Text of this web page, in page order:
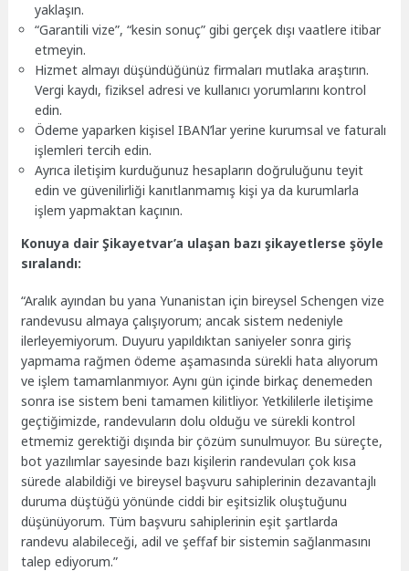
yaklaşın.
“Garantili vize”, “kesin sonuç” gibi gerçek dışı vaatlere itibar
etmeyin.
Hizmet almayı düşündüğünüz firmaları mutlaka araştırın.
Vergi kaydı, fiziksel adresi ve kullanıcı yorumlarını kontrol
edin.
Ödeme yaparken kişisel IBAN’lar yerine kurumsal ve faturalı
işlemleri tercih edin.
Ayrıca iletişim kurduğunuz hesapların doğruluğunu teyit
edin ve güvenilirliği kanıtlanmamış kişi ya da kurumlarla
işlem yapmaktan kaçının.
Konuya dair Şikayetvar’a ulaşan bazı şikayetlerse şöyle
sıralandı:
“Aralık ayından bu yana Yunanistan için bireysel Schengen vize
randevusu almaya çalışıyorum; ancak sistem nedeniyle
ilerleyemiyorum. Duyuru yapıldıktan saniyeler sonra giriş
yapmama rağmen ödeme aşamasında sürekli hata alıyorum
ve işlem tamamlanmıyor. Aynı gün içinde birkaç denemeden
sonra ise sistem beni tamamen kilitliyor. Yetkililerle iletişime
geçtiğimizde, randevuların dolu olduğu ve sürekli kontrol
etmemiz gerektiği dışında bir çözüm sunulmuyor. Bu süreçte,
bot yazılımlar sayesinde bazı kişilerin randevuları çok kısa
sürede alabildiği ve bireysel başvuru sahiplerinin dezavantajlı
duruma düştüğü yönünde ciddi bir eşitsizlik oluştuğunu
düşünüyorum. Tüm başvuru sahiplerinin eşit şartlarda
randevu alabileceği, adil ve şeffaf bir sistemin sağlanmasını
talep ediyorum.”